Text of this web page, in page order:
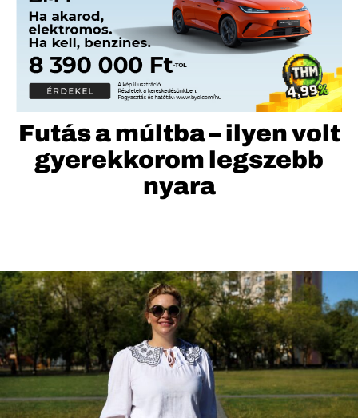
Futás a múltba – ilyen volt
gyerekkorom legszebb
nyara